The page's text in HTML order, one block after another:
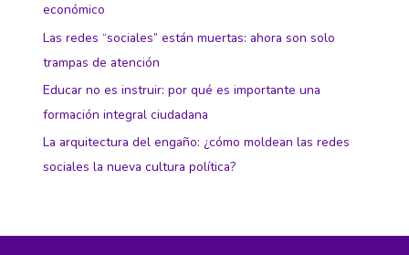
económico
Las redes “sociales” están muertas: ahora son solo
trampas de atención
Educar no es instruir: por qué es importante una
formación integral ciudadana
La arquitectura del engaño: ¿cómo moldean las redes
sociales la nueva cultura política?